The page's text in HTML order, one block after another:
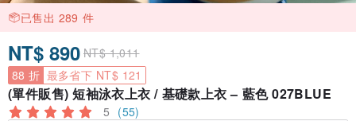
已售出 289 件
NT$ 890 NT$ 1,011
88 折 最多省下 NT$ 121
(單件販售) 短袖泳衣上衣 / 基礎款上衣 – 藍色 027BLUE
5 (55)